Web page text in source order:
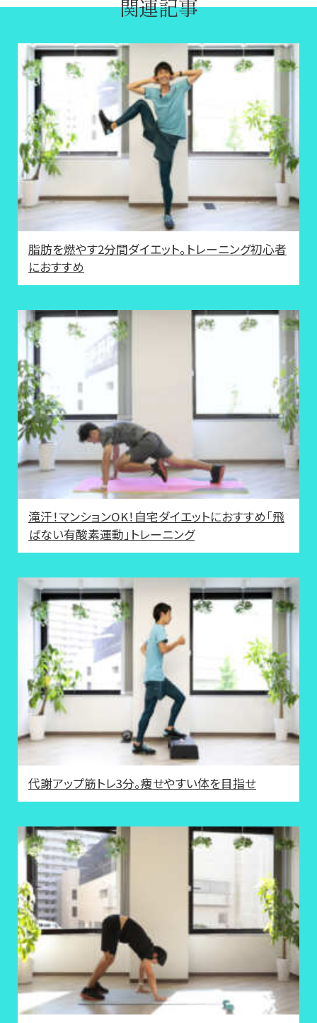
関連記事
脂肪を燃やす2分間ダイエット。トレーニング初心者
におすすめ
滝汗！マンションOK！自宅ダイエットにおすすめ「飛
ばない有酸素運動」トレーニング
代謝アップ筋トレ3分。痩せやすい体を目指せ